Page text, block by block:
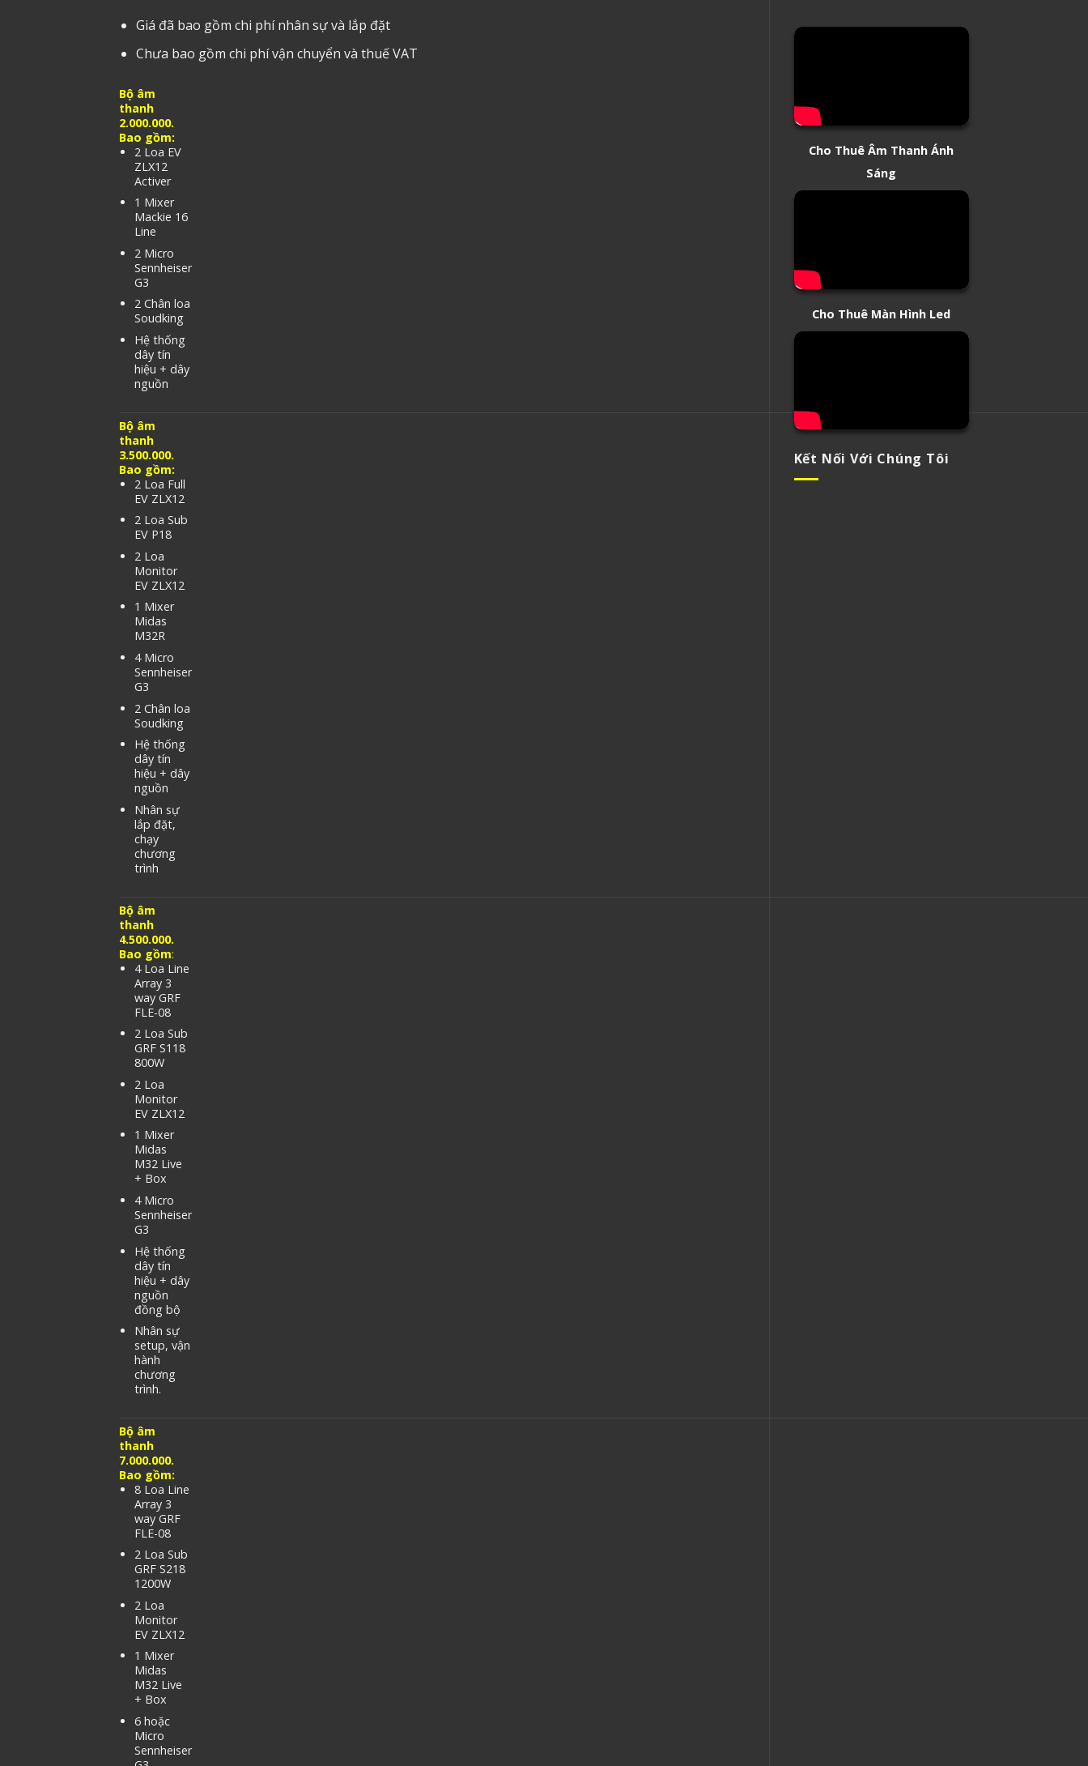
Giá đã bao gồm chi phí nhân sự và lắp đặt
Chưa bao gồm chi phí vận chuyển và thuế VAT
Bộ âm
thanh
2.000.000.
Bao gồm:
2 Loa EV
ZLX12
Activer
1 Mixer
Mackie 16
Line
2 Micro
Sennheiser
G3
2 Chân loa
Soudking
Hệ thống
dây tín
hiệu + dây
nguồn
Bộ âm
thanh
3.500.000.
Bao gồm:
2 Loa Full
EV ZLX12
2 Loa Sub
EV P18
2 Loa
Monitor
EV ZLX12
1 Mixer
Midas
M32R
4 Micro
Sennheiser
G3
2 Chân loa
Soudking
Hệ thống
dây tín
hiệu + dây
nguồn
Nhân sự
lắp đặt,
chạy
chương
trình
Bộ âm
thanh
4.500.000.
Bao gồm:
4 Loa Line
Array 3
way GRF
FLE-08
2 Loa Sub
GRF S118
800W
2 Loa
Monitor
EV ZLX12
1 Mixer
Midas
M32 Live
+ Box
4 Micro
Sennheiser
G3
Hệ thống
dây tín
hiệu + dây
nguồn
đồng bộ
Nhân sự
setup, vận
hành
chương
trình.
Bộ âm
thanh
7.000.000.
Bao gồm:
8 Loa Line
Array 3
way GRF
FLE-08
2 Loa Sub
GRF S218
1200W
2 Loa
Monitor
EV ZLX12
1 Mixer
Midas
M32 Live
+ Box
6 hoặc
Micro
Sennheiser
Cho Thuê Âm Thanh Ánh
Sáng
Cho Thuê Màn Hình Led
Kết Nối Với Chúng Tôi